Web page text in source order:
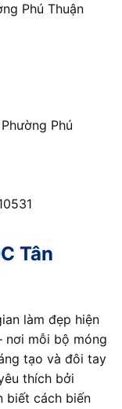
Phú Thuận
Phú
Tân
làm đẹp hiện
nơi mỗi bộ móng
tạo và đôi tay
thích bởi
biết cách biến